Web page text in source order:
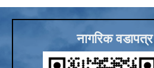
नागरिक वडापत्र